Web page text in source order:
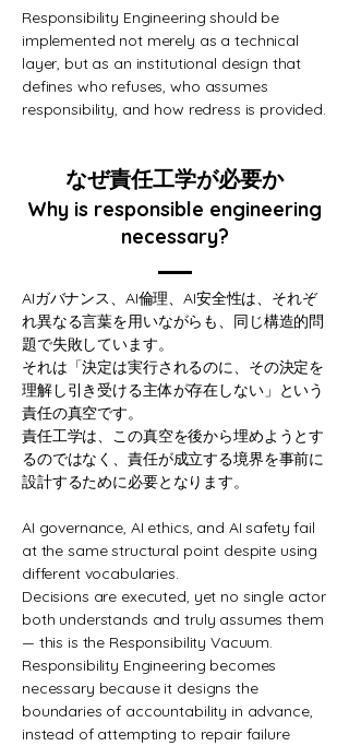
Responsibility Engineering should be
implemented not merely as a technical
layer, but as an institutional design that
defines who refuses, who assumes
responsibility, and how redress is provided.
なぜ責任工学が必要か
Why is responsible engineering
necessary?
AIガバナンス、AI倫理、AI安全性は、それぞ
れ異なる言葉を用いながらも、同じ構造的問
題で失敗しています。
それは「決定は実行されるのに、その決定を
理解し引き受ける主体が存在しない」という
責任の真空です。
責任工学は、この真空を後から埋めようとす
るのではなく、責任が成立する境界を事前に
設計するために必要となります。
AI governance, AI ethics, and AI safety fail
at the same structural point despite using
different vocabularies.
Decisions are executed, yet no single actor
both understands and truly assumes them
— this is the Responsibility Vacuum.
Responsibility Engineering becomes
necessary because it designs the
boundaries of accountability in advance,
instead of attempting to repair failure